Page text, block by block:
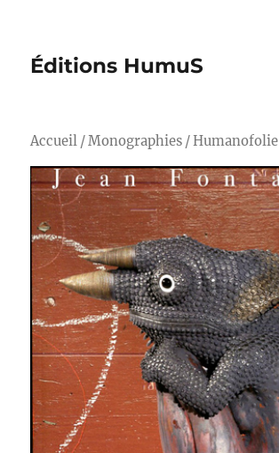
Éditions HumuS
Accueil /Monographies / Humanofolie